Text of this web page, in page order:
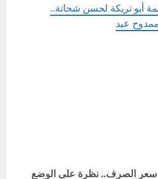
أبو تريكة لحسن شحاتة..
عيد
سعر الصرف.. نظرة على الوضع